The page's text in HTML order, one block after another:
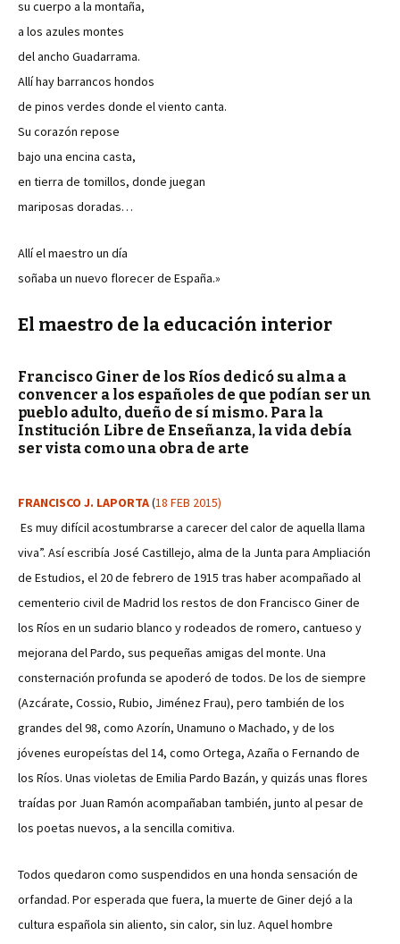
su cuerpo a la montaña,
a los azules montes
del ancho Guadarrama.
Allí hay barrancos hondos
de pinos verdes donde el viento canta.
Su corazón repose
bajo una encina casta,
en tierra de tomillos, donde juegan
mariposas doradas…
Allí el maestro un día
soñaba un nuevo florecer de España.»
El maestro de la educación interior
Francisco Giner de los Ríos dedicó su alma a
convencer a los españoles de que podían ser un
pueblo adulto, dueño de sí mismo. Para la
Institución Libre de Enseñanza, la vida debía
ser vista como una obra de arte
FRANCISCO J. LAPORTA(18 FEB 2015)
Es muy difícil acostumbrarse a carecer del calor de aquella llama
viva”. Así escribía José Castillejo, alma de la Junta para Ampliación
de Estudios, el 20 de febrero de 1915 tras haber acompañado al
cementerio civil de Madrid los restos de don Francisco Giner de
los Ríos en un sudario blanco y rodeados de romero, cantueso y
mejorana del Pardo, sus pequeñas amigas del monte. Una
consternación profunda se apoderó de todos. De los de siempre
(Azcárate, Cossio, Rubio, Jiménez Frau), pero también de los
grandes del 98, como Azorín, Unamuno o Machado, y de los
jóvenes europeístas del 14, como Ortega, Azaña o Fernando de
los Ríos. Unas violetas de Emilia Pardo Bazán, y quizás unas flores
traídas por Juan Ramón acompañaban también, junto al pesar de
los poetas nuevos, a la sencilla comitiva.
Todos quedaron como suspendidos en una honda sensación de
orfandad. Por esperada que fuera, la muerte de Giner dejó a la
cultura española sin aliento, sin calor, sin luz. Aquel hombre